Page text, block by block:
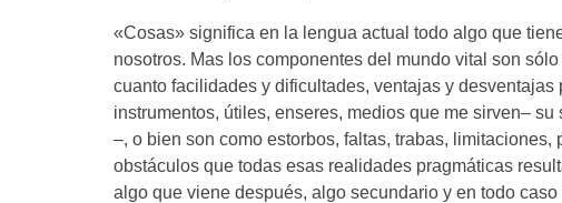
«Cosas» significa en la lengua actual todo algo que
nosotros. Mas los componentes del mundo vital son
cuanto facilidades y dificultades, ventajas y
instrumentos, útiles, enseres, medios que me sirven–
–, o bien son como estorbos, faltas, trabas,
obstáculos que todas esas realidades pragmáticas
algo que viene después, algo secundario y en todo